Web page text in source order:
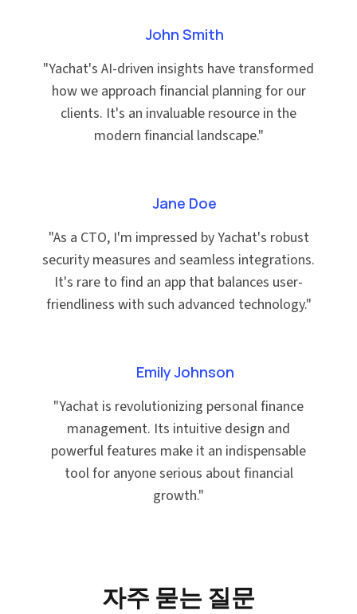
John Smith
"Yachat's AI-driven insights have transformed
how we approach financial planning for our
clients. It's an invaluable resource in the
modern financial landscape."
Jane Doe
"As a CTO, I'm impressed by Yachat's robust
security measures and seamless integrations.
It's rare to find an app that balances user-
friendliness with such advanced technology."
Emily Johnson
"Yachat is revolutionizing personal finance
management. Its intuitive design and
powerful features make it an indispensable
tool for anyone serious about financial
growth."
자주 묻는 질문